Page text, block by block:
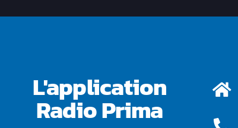
L'application
Radio Prima